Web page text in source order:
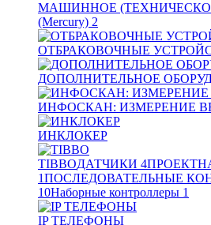
МАШИННОЕ
(Mercury) 2
ОТБРАКОВОЧНЫЕ
ДОПОЛНИТЕЛЬНОЕ
ИНФОСКАН: ИЗМЕРЕНИЕ
ИНКЛОКЕР
TIBBOДАТЧИКИ 4
1ПОСЛЕДОВАТЕЛЬНЫЕ
10Наборные контроллеры 1
IP ТЕЛЕФОНЫ